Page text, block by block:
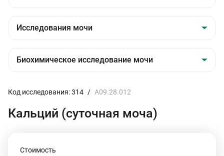
Код исследования: 314 / A09.28.012
Кальций (суточная моча)
Стоимость